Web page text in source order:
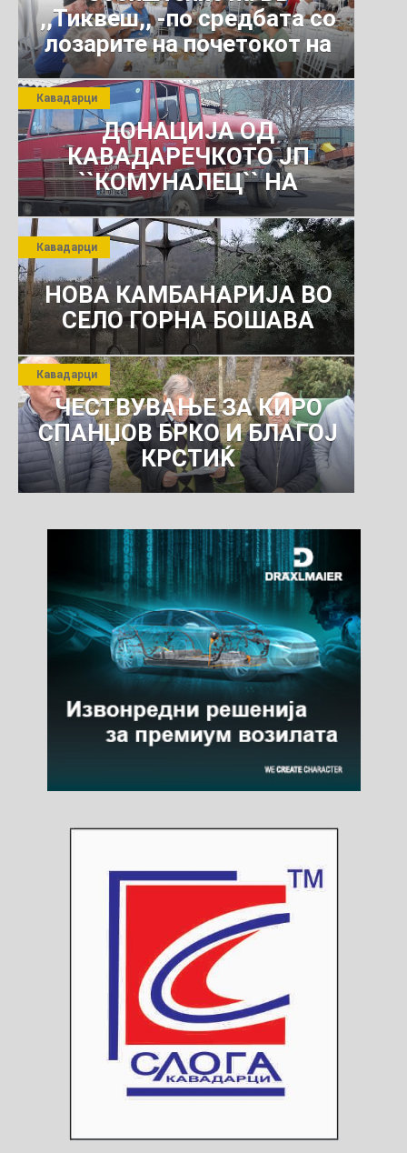
,,Тиквеш,, -по средбата со
лозарите на почетокот на
јули 2026 г.
ДОНАЦИЈА ОД
КАВАДАРЕЧКОТО ЈП
``КОМУНАЛЕЦ`` НА
РОСОМАНСКОТО ЈАВНО
ПРЕТПРИЈАТИЕ ЗА
КОМУНАЛНО УСЛУГИ
Кавадарци
НОВА КАМБАНАРИЈА ВО
СЕЛО ГОРНА БОШАВА
Кавадарци
ЧЕСТВУВАЊЕ ЗА КИРО
СПАНЏОВ БРКО И БЛАГОЈ
КРСТИЌ
Кавадарци